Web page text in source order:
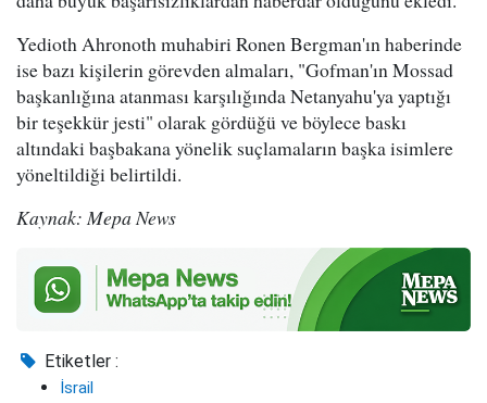
Yedioth Ahronoth muhabiri Ronen Bergman'ın haberinde
ise bazı kişilerin görevden almaları, "Gofman'ın Mossad
başkanlığına atanması karşılığında Netanyahu'ya yaptığı
bir teşekkür jesti" olarak gördüğü ve böylece baskı
altındaki başbakana yönelik suçlamaların başka isimlere
yöneltildiği belirtildi.
Kaynak: Mepa News
Etiketler :
İsrail